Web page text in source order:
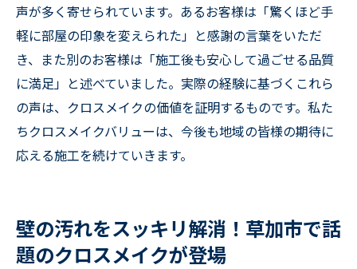
声が多く寄せられています。あるお客様は「驚くほど手
軽に部屋の印象を変えられた」と感謝の言葉をいただ
き、また別のお客様は「施工後も安心して過ごせる品質
に満足」と述べていました。実際の経験に基づくこれら
の声は、クロスメイクの価値を証明するものです。私た
ちクロスメイクバリューは、今後も地域の皆様の期待に
応える施工を続けていきます。
壁の汚れをスッキリ解消！草加市で話
題のクロスメイクが登場